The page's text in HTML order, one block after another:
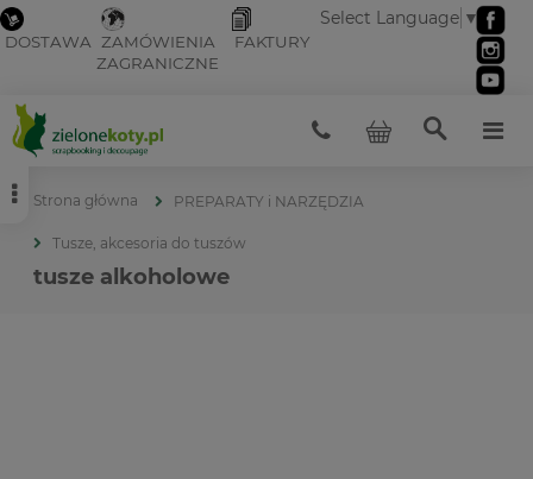
DOSTAWA ZAMÓWIENIA
ZAGRANICZNE
FAKTURY
Select Language ▼
Strona główna PREPARATY i NARZĘDZIA
Tusze, akcesoria do tuszów
tusze alkoholowe